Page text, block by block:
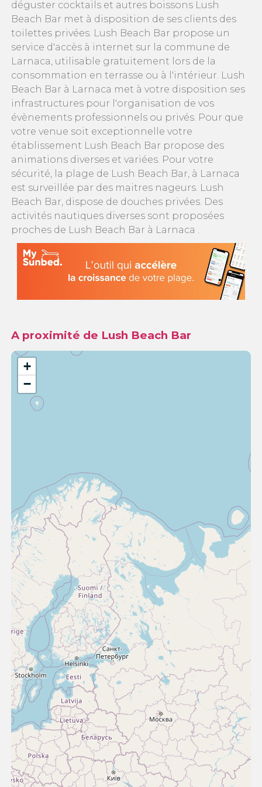
déguster cocktails et autres boissons Lush
Beach Bar met à disposition de ses clients des
toilettes privées. Lush Beach Bar propose un
service d'accès à internet sur la commune de
Larnaca, utilisable gratuitement lors de la
consommation en terrasse ou à l'intérieur. Lush
Beach Bar à Larnaca met à votre disposition ses
infrastructures pour l'organisation de vos
évènements professionnels ou privés. Pour que
votre venue soit exceptionnelle votre
établissement Lush Beach Bar propose des
animations diverses et variées. Pour votre
sécurité, la plage de Lush Beach Bar, à Larnaca
est surveillée par des maitres nageurs. Lush
Beach Bar, dispose de douches privées. Des
activités nautiques diverses sont proposées
proches de Lush Beach Bar à Larnaca .
A proximité de Lush Beach Bar
+
−